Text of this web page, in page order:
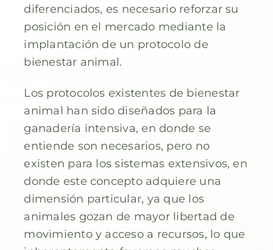
diferenciados, es necesario reforzar su
posición en el mercado mediante la
implantación de un protocolo de
bienestar animal.
Los protocolos existentes de bienestar
animal han sido diseñados para la
ganadería intensiva, en donde se
entiende son necesarios, pero no
existen para los sistemas extensivos, en
donde este concepto adquiere una
dimensión particular, ya que los
animales gozan de mayor libertad de
movimiento y acceso a recursos, lo que